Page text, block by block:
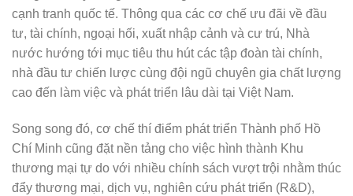
cạnh tranh quốc tế. Thông qua các cơ chế ưu đãi về đầu
tư, tài chính, ngoại hối, xuất nhập cảnh và cư trú, Nhà
nước hướng tới mục tiêu thu hút các tập đoàn tài chính,
nhà đầu tư chiến lược cùng đội ngũ chuyên gia chất lượng
cao đến làm việc và phát triển lâu dài tại Việt Nam.
Song song đó, cơ chế thí điểm phát triển Thành phố Hồ
Chí Minh cũng đặt nền tảng cho việc hình thành Khu
thương mại tự do với nhiều chính sách vượt trội nhằm thúc
đẩy thương mại, dịch vụ, nghiên cứu phát triển (R&D),